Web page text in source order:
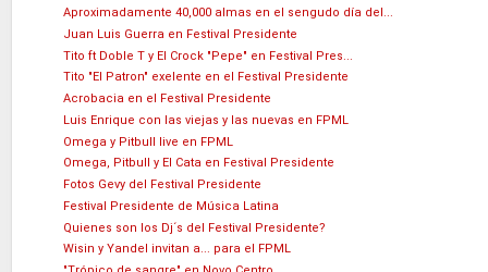
Aproximadamente 40,000 almas en el sengudo día del...
Juan Luis Guerra en Festival Presidente
Tito ft Doble T y El Crock "Pepe" en Festival Pres...
Tito "El Patron" exelente en el Festival Presidente
Acrobacia en el Festival Presidente
Luis Enrique con las viejas y las nuevas en FPML
Omega y Pitbull live en FPML
Omega, Pitbull y El Cata en Festival Presidente
Fotos Gevy del Festival Presidente
Festival Presidente de Música Latina
Quienes son los Dj´s del Festival Presidente?
Wisin y Yandel invitan a... para el FPML